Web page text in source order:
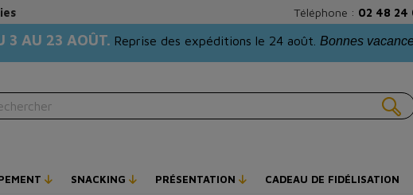
Téléphone : 02 48 24
3 AU 23 AOÛT. Reprise des expéditions le 24 août. Bonnes
SNACKING PRÉSENTATION CADEAU DE FIDÉLISATION